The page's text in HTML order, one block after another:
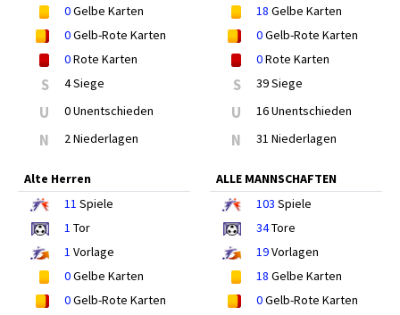
0Gelbe Karten
0Gelb-Rote Karten
0Rote Karten
S 4 Siege
U 0 Unentschieden
N 2 Niederlagen
18 Gelbe Karten
0Gelb-Rote Karten
0Rote Karten
S 39 Siege
U 16 Unentschieden
N 31 Niederlagen
Alte Herren
11 Spiele
1 Tor
1 Vorlage
0Gelbe Karten
0Gelb-Rote Karten
ALLE MANNSCHAFTEN
103 Spiele
34Tore
19Vorlagen
18 Gelbe Karten
0Gelb-Rote Karten